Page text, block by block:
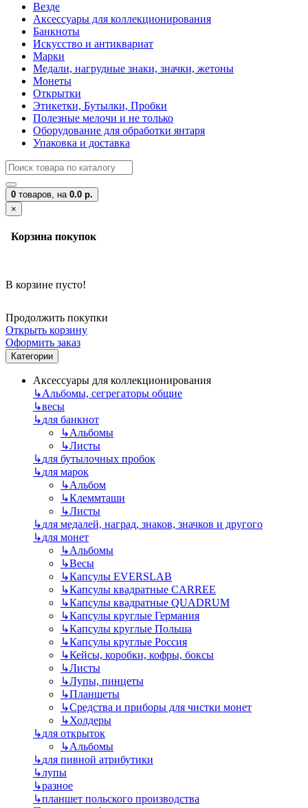
Везде
Аксессуары для коллекционирования
Банкноты
Искусство и антиквариат
Марки
Медали, нагрудные знаки, значки, жетоны
Монеты
Открытки
Этикетки, Бутылки, Пробки
Полезные мелочи и не только
Оборудование для обработки янтаря
Упаковка и доставка
0 товаров, на 0.0 р.
×
Корзина покупок
В корзине пусто!
Продолжить покупки
Открыть корзину
Оформить заказ
Категории
Аксессуары для коллекционирования
↳Альбомы, сегрегаторы общие
↳весы
↳для банкнот
↳Альбомы
↳Листы
↳для бутылочных пробок
↳для марок
↳Альбом
↳Клеммташи
↳Листы
↳для медалей, наград, знаков, значков и другого
↳для монет
↳Альбомы
↳Весы
↳Капсулы EVERSLAB
↳Капсулы квадратные CARREE
↳Капсулы квадратные QUADRUM
↳Капсулы круглые Германия
↳Капсулы круглые Польша
↳Капсулы круглые Россия
↳Кейсы, коробки, кофры, боксы
↳Листы
↳Лупы, пинцеты
↳Планшеты
↳Средства и приборы для чистки монет
↳Холдеры
↳для открыток
↳Альбомы
↳для пивной атрибутики
↳лупы
↳разное
↳планшет польского производства